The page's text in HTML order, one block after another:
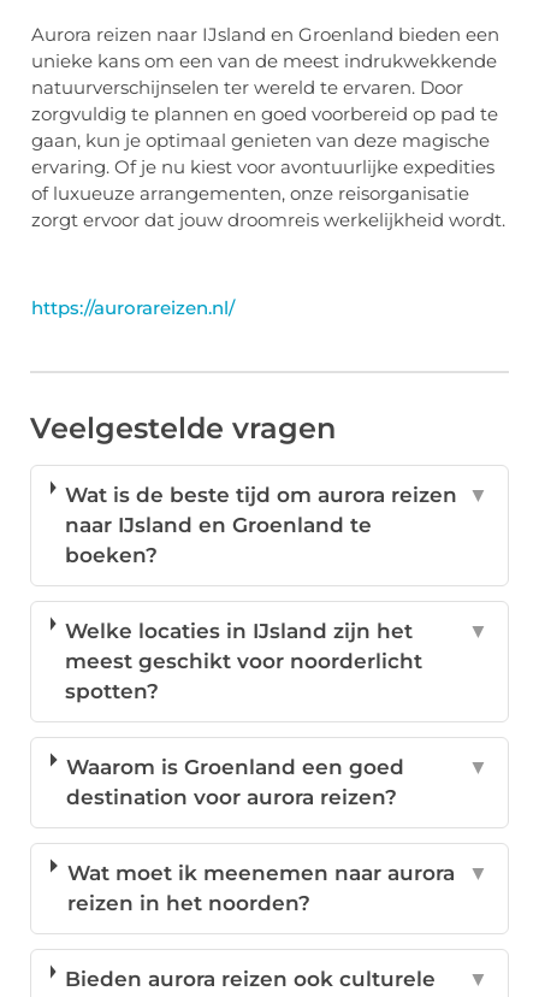
Aurora reizen naar IJsland en Groenland bieden een
unieke kans om een van de meest indrukwekkende
natuurverschijnselen ter wereld te ervaren. Door
zorgvuldig te plannen en goed voorbereid op pad te
gaan, kun je optimaal genieten van deze magische
ervaring. Of je nu kiest voor avontuurlijke expedities
of luxueuze arrangementen, onze reisorganisatie
zorgt ervoor dat jouw droomreis werkelijkheid wordt.
https://aurorareizen.nl/
Veelgestelde vragen
Wat is de beste tijd om aurora reizen
naar IJsland en Groenland te
boeken?
▼
Welke locaties in IJsland zijn het
meest geschikt voor noorderlicht
spotten?
▼
Waarom is Groenland een goed
destination voor aurora reizen?
▼
Wat moet ik meenemen naar aurora
reizen in het noorden?
▼
Bieden aurora reizen ook culturele
▼